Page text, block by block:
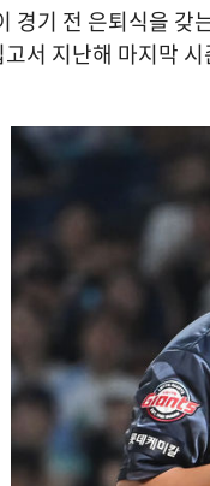
경기 전 은퇴식을
서 지난해 마지막